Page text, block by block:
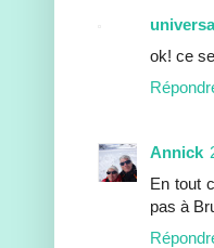
ok! ce
Annick
En tout
pas à